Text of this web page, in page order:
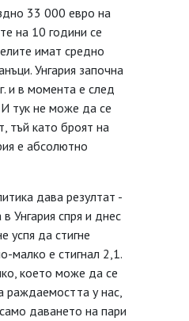
33 000 евро на
на 10 години се
имат средно
Унгария започна
и в момента е след
тук не може да се
тъй като броят на
е абсолютно
дава резултат -
Унгария спря и днес
успя да стигне
малко е стигнал 2,1.
което може да се
раждаемостта у нас,
даването на пари